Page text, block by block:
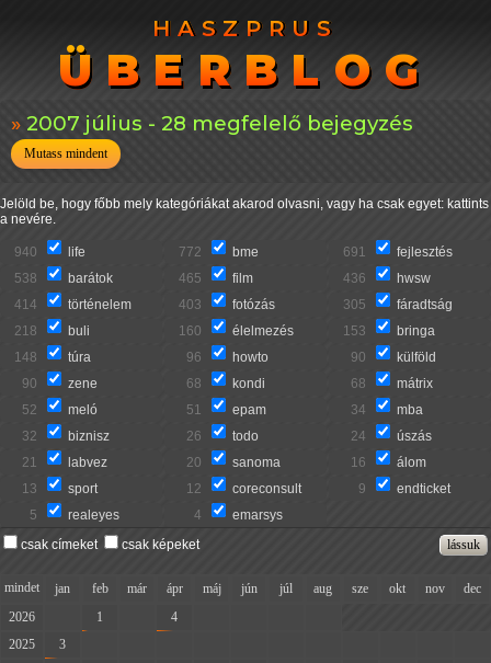
HASZPRUS
ÜBERBLOG
HASZPRUS
ÜBERBLOG
2007 július - 28 megfelelő bejegyzés
Mutass mindent
Jelöld be, hogy főbb mely kategóriákat akarod olvasni, vagy ha csak egyet: kattints
a nevére.
940 life 772 bme 691
fejlesztés
538
barátok 465 film 436
hwsw
414
történelem 403 fotózás 305
fáradtság
218
buli 160 élelmezés 153
bringa
148
túra 96 howto 90
külföld
90
zene 68 kondi 68
mátrix
52
meló 51 epam 34
mba
32
biznisz 26 todo 24
úszás
21
labvez 20 sanoma 16
álom
13
sport 12 coreconsult 9
endticket
5
realeyes 4
emarsys
csak címeket
csak képeket
mindet jan feb már ápr máj jún júl aug sze okt nov
dec
2026
1 4
2025
3